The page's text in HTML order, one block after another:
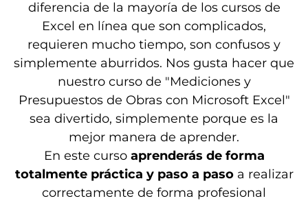
diferencia de la mayoría de los cursos de
Excel en línea que son complicados,
requieren mucho tiempo, son confusos y
simplemente aburridos. Nos gusta hacer que
nuestro curso de "Mediciones y
Presupuestos de Obras con Microsoft Excel"
sea divertido, simplemente porque es la
mejor manera de aprender.
En este curso aprenderás de forma
totalmente práctica y paso a pasoa realizar
correctamente de forma profesional